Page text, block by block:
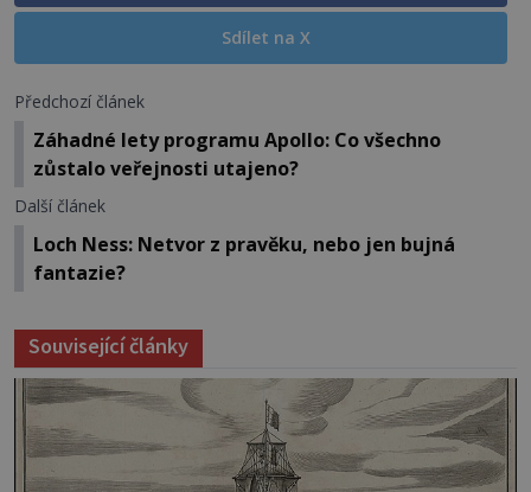
Sdílet na X
Předchozí článek
Záhadné lety programu Apollo: Co všechno
zůstalo veřejnosti utajeno?
Další článek
Loch Ness: Netvor z pravěku, nebo jen bujná
fantazie?
Související články